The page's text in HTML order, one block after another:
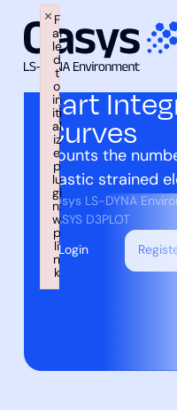
Part
Curves
Counts the
plastic strained
Oasys LS-DYNA
OASYS D3PLOT
Login
F
ai
le
d
t
o
in
iti
al
iz
e
p
lu
gi
n:
w
p
li
n
k
×
Failed to initialize